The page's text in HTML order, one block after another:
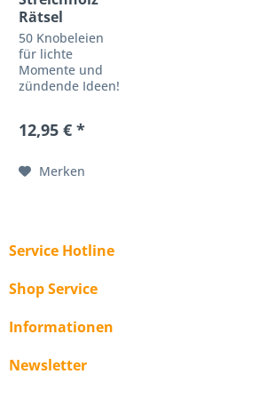
Rätsel
50 Knobeleien
für lichte
Momente und
zündende Ideen!
Zeitschriften, im
Unterricht oder
am Stammtisch -
Knobelspielen...
12,95 € *
Merken
Service Hotline
Shop Service
Informationen
Newsletter